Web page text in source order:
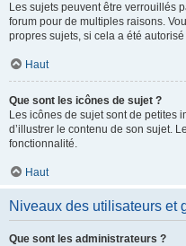
Les sujets peuvent être verrouillés
forum pour de multiples raisons.
propres sujets, si cela a été
Haut
Que sont les icônes de sujet ?
Les icônes de sujet sont de petites
d’illustrer le contenu de son sujet.
fonctionnalité.
Haut
Niveaux des utilisateurs et
Que sont les administrateurs ?